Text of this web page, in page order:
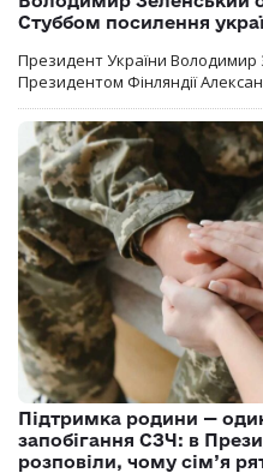
Стуббом посилення
Президент України Володимир
Президентом Фінляндії
Підтримка родини —
запобігання СЗЧ: в
розповіли, чому сім’я